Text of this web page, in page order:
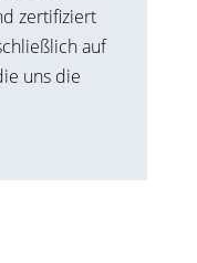
zertifiziert
auf
uns die